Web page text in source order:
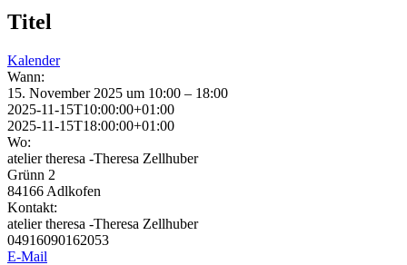
Titel
Kalender
Wann:
15. November 2025 um 10:00 – 18:00
2025-11-15T10:00:00+01:00
2025-11-15T18:00:00+01:00
Wo:
atelier theresa -Theresa Zellhuber
Grünn 2
84166 Adlkofen
Kontakt:
atelier theresa -Theresa Zellhuber
04916090162053
E-Mail